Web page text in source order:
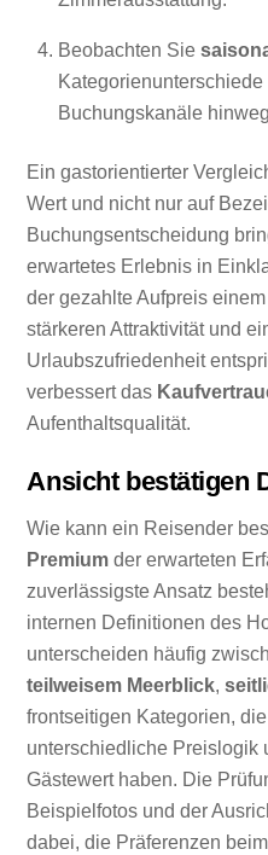
Beobachten Sie
Buchungskanäle
Ein gastorientierter
Wert und nicht nur auf
Buchungsentscheidung
erwartetes Erlebnis in
der gezahlte Aufpreis
stärkeren Attraktivität und
Urlaubszufriedenheit
verbessert das
Aufenthaltsqualität.
Ansicht bestätigen
Wie kann ein Reisender
Premium der erwarteten
zuverlässigste Ansatz
internen Definitionen des
unterscheiden häufig
teilweisem Meerblick,
frontseitigen Kategorien,
unterschiedliche Preislogik
Gästewert haben. Die
Beispielfotos und der
dabei, die Präferenzen